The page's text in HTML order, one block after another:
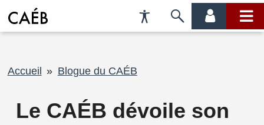
Préférences
d'accessibilité
Passer
menu
menu
Fil
Accueil Blogue du CAÉB
Le CAÉB dévoile son